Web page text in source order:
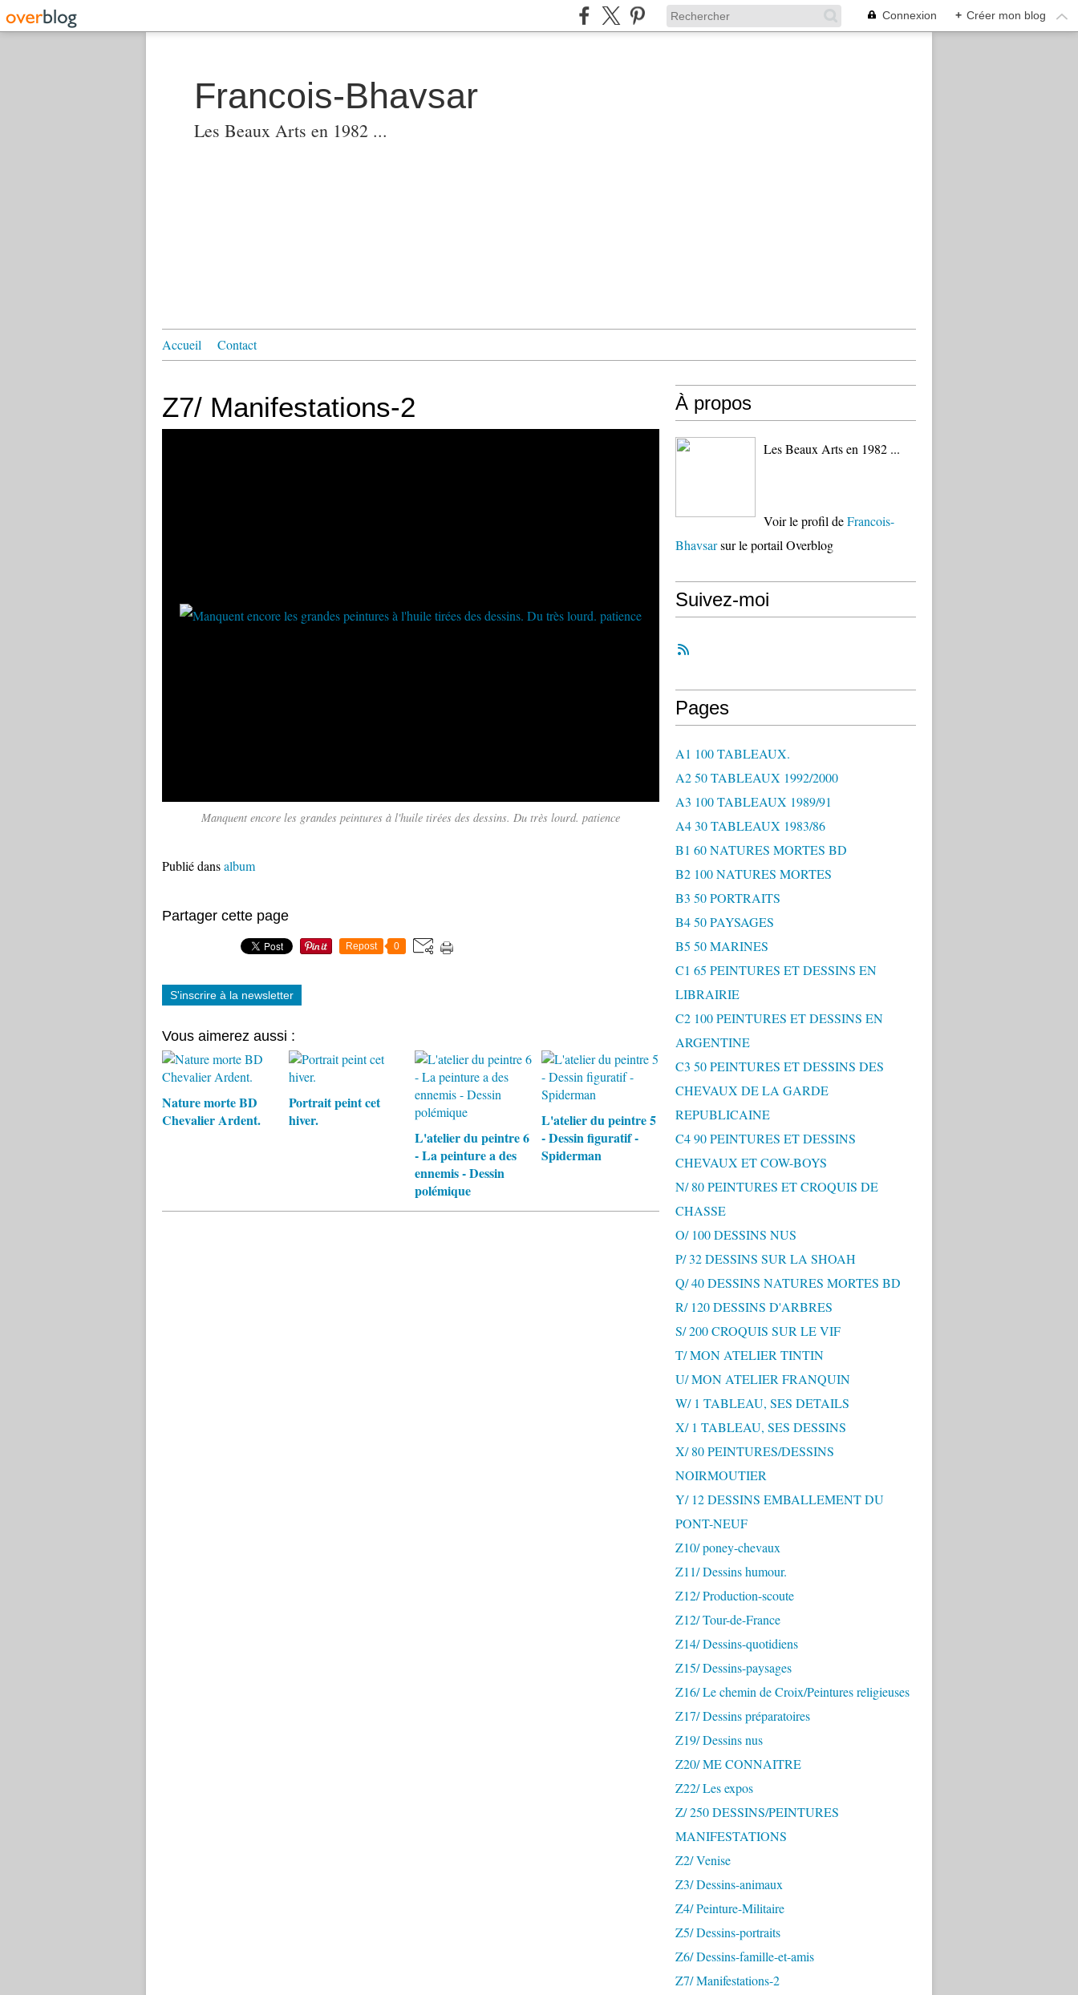
Connexion + Créer mon blog
Francois-Bhavsar
Les Beaux Arts en 1982 ...
Accueil Contact
Z7/ Manifestations-2
Manquent encore les grandes peintures à l'huile tirées des dessins. Du très lourd. patience
Publié dansalbum
Partager cette page
Repost 0
S'inscrire à la newsletter
Vous aimerez aussi :
Nature morte BD
Chevalier Ardent.
Portrait peint cet
hiver.
L'atelier du peintre 6
- La peinture a des
ennemis - Dessin
polémique
L'atelier du peintre 5
- Dessin figuratif -
Spiderman
À propos
Les Beaux Arts en 1982 ...
Voir le profil deFrancois-
Bhavsarsur le portail Overblog
Suivez-moi
Pages
A1 100 TABLEAUX.
A2 50 TABLEAUX 1992/2000
A3 100 TABLEAUX 1989/91
A4 30 TABLEAUX 1983/86
B1 60 NATURES MORTES BD
B2 100 NATURES MORTES
B3 50 PORTRAITS
B4 50 PAYSAGES
B5 50 MARINES
C1 65 PEINTURES ET DESSINS EN
LIBRAIRIE
C2 100 PEINTURES ET DESSINS EN
ARGENTINE
C3 50 PEINTURES ET DESSINS DES
CHEVAUX DE LA GARDE
REPUBLICAINE
C4 90 PEINTURES ET DESSINS
CHEVAUX ET COW-BOYS
N/ 80 PEINTURES ET CROQUIS DE
CHASSE
O/ 100 DESSINS NUS
P/ 32 DESSINS SUR LA SHOAH
Q/ 40 DESSINS NATURES MORTES BD
R/ 120 DESSINS D'ARBRES
S/ 200 CROQUIS SUR LE VIF
T/ MON ATELIER TINTIN
U/ MON ATELIER FRANQUIN
W/ 1 TABLEAU, SES DETAILS
X/ 1 TABLEAU, SES DESSINS
X/ 80 PEINTURES/DESSINS
NOIRMOUTIER
Y/ 12 DESSINS EMBALLEMENT DU
PONT-NEUF
Z10/ poney-chevaux
Z11/ Dessins humour.
Z12/ Production-scoute
Z12/ Tour-de-France
Z14/ Dessins-quotidiens
Z15/ Dessins-paysages
Z16/ Le chemin de Croix/Peintures religieuses
Z17/ Dessins préparatoires
Z19/ Dessins nus
Z20/ ME CONNAITRE
Z22/ Les expos
Z/ 250 DESSINS/PEINTURES
MANIFESTATIONS
Z2/ Venise
Z3/ Dessins-animaux
Z4/ Peinture-Militaire
Z5/ Dessins-portraits
Z6/ Dessins-famille-et-amis
Z7/ Manifestations-2